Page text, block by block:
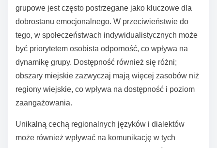
Jak różnice regionalne
wpływają na postrzeganie grup
wsparcia rówieśniczego?
Różnice regionalne znacząco kształtują postrzeganie